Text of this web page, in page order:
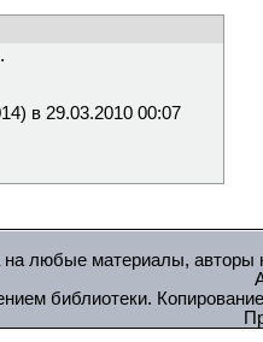
в 29.03.2010 00:07
на любые материалы, авторы
библиотеки.